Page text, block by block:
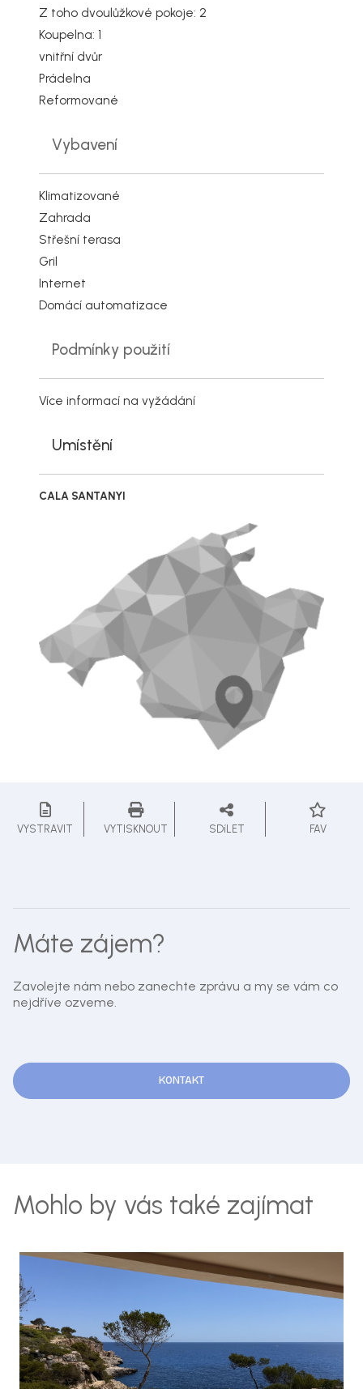
Z toho dvoulůžkové pokoje: 2
Koupelna: 1
vnitřní dvůr
Prádelna
Reformované
Vybavení
Klimatizované
Zahrada
Střešní terasa
Gril
Internet
Domácí automatizace
Podmínky použití
Více informací na vyžádání
Umístění
CALA SANTANYI
VYSTRAVIT VYTISKNOUT SDíLET FAV
Máte zájem?
Zavolejte nám nebo zanechte zprávu a my se vám co
nejdříve ozveme.
KONTAKT
Mohlo by vás také zajímat